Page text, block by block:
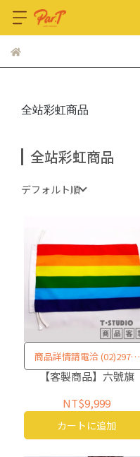
全站彩虹商品
全站彩虹商品
デフォルト順
商品詳情請電洽 (02)2977-
5580
【客製商品】六號旗
NT$9,999
カートに追加